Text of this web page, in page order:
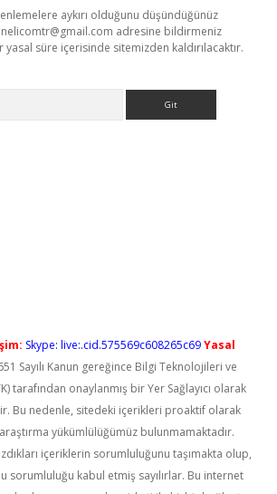
aykırı olduğunu düşündüğünüz
adresine bildirmeniz
süre içerisinde sitemizden kaldırılacaktır.
Skype: live:.cid.575569c608265c69Yasal
Sayılı Kanun gereğince Bilgi Teknolojileri ve
tarafından onaylanmış bir Yer Sağlayıcı olarak
Bu nedenle, sitedeki içerikleri proaktif olarak
yükümlülüğümüz bulunmamaktadır.
içeriklerin sorumluluğunu taşımakta olup,
sorumluluğu kabul etmiş sayılırlar. Bu internet